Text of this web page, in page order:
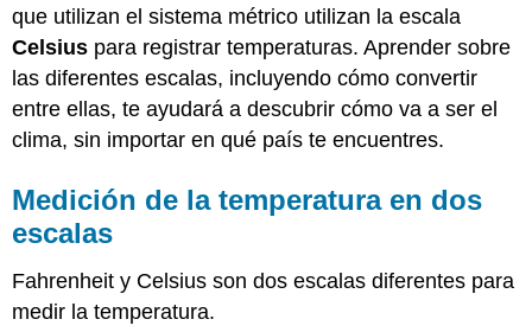
que utilizan el sistema métrico utilizan la escala
Celsius para registrar temperaturas. Aprender sobre
las diferentes escalas, incluyendo cómo convertir
entre ellas, te ayudará a descubrir cómo va a ser el
clima, sin importar en qué país te encuentres.
Medición de la temperatura en dos
escalas
Fahrenheit y Celsius son dos escalas diferentes para
medir la temperatura.